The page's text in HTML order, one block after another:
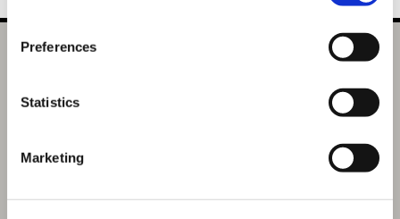
Preferences
Statistics
Marketing
モンスターハンター モンでふぉ マスコットキーホルダー ジ
商品を選びなおす
2,200円(税込)